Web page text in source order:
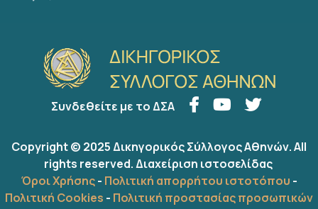
Συνδεθείτε με το ΔΣΑ
Copyright © 2025 Δικηγορικός Σύλλογος Αθηνών. All
rights reserved.Διαχείριση ιστοσελίδας
Όροι Χρήσης- Πολιτική απορρήτου ιστοτόπου -
Πολιτική Cookies - Πολιτική προστασίας προσωπικών